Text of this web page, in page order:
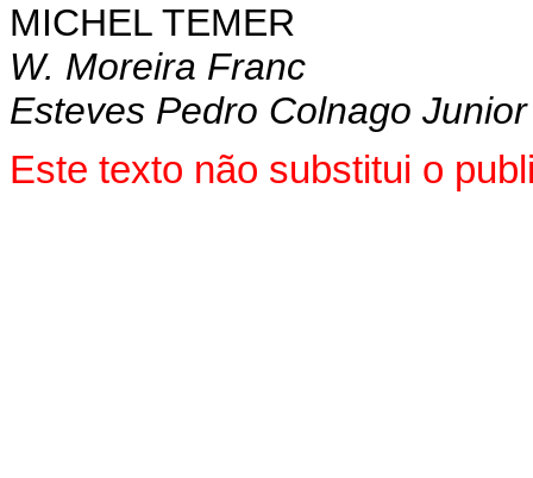
MICHEL TEMER
W. Moreira Franc
Esteves Pedro Colnago Junior
Este texto não substitui o